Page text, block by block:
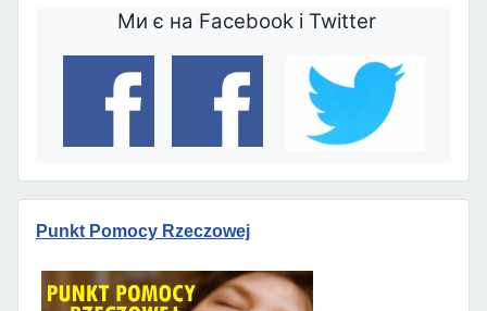
Ми є на Facebook і Twitter
Punkt Pomocy Rzeczowej